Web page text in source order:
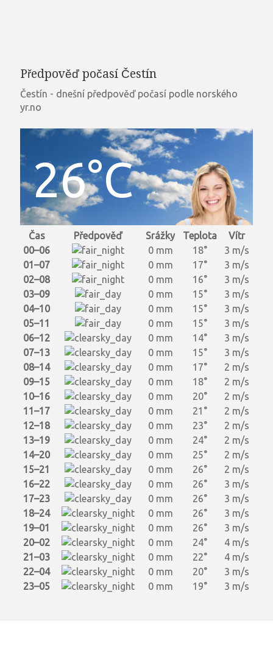
Předpověď počasí Čestín
Čestín - dnešní předpověď počasí podle norského
yr.no
26°C
Čas Předpověď Srážky Teplota
Vítr
00–06
0 mm 18°
3 m/s
01–07
0 mm 17°
3 m/s
02–08
0 mm 16°
3 m/s
03–09
0 mm 15°
3 m/s
04–10
0 mm 15°
3 m/s
05–11
0 mm 15°
3 m/s
06–12
0 mm 14°
3 m/s
07–13
0 mm 15°
3 m/s
08–14
0 mm 17°
2 m/s
09–15
0 mm 18°
2 m/s
10–16
0 mm 20°
2 m/s
11–17
0 mm 21°
2 m/s
12–18
0 mm 23°
2 m/s
13–19
0 mm 24°
2 m/s
14–20
0 mm 25°
2 m/s
15–21
0 mm 26°
2 m/s
16–22
0 mm 26°
3 m/s
17–23
0 mm 26°
3 m/s
18–24
0 mm 26°
3 m/s
19–01
0 mm 26°
3 m/s
20–02
0 mm 24°
4 m/s
21–03
0 mm 22°
4 m/s
22–04
0 mm 20°
3 m/s
23–05
0 mm 19° 3 m/s